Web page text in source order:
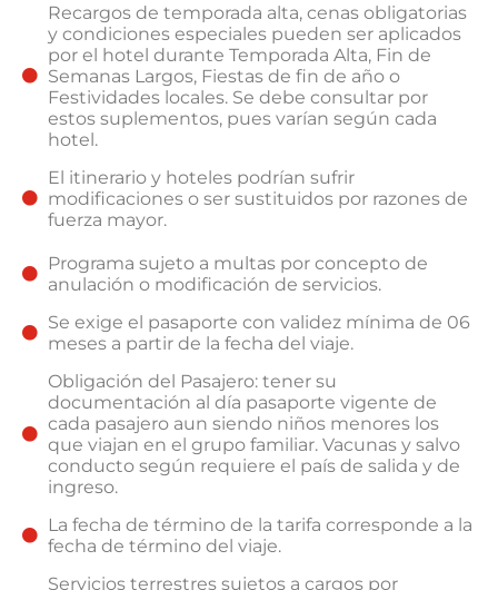
Recargos de temporada alta, cenas obligatorias
y condiciones especiales pueden ser aplicados
por el hotel durante Temporada Alta, Fin de
Semanas Largos, Fiestas de fin de año o
Festividades locales. Se debe consultar por
estos suplementos, pues varían según cada
hotel.
El itinerario y hoteles podrían sufrir
modificaciones o ser sustituidos por razones de
fuerza mayor.
Programa sujeto a multas por concepto de
anulación o modificación de servicios.
Se exige el pasaporte con validez mínima de 06
meses a partir de la fecha del viaje.
Obligación del Pasajero: tener su
documentación al día pasaporte vigente de
cada pasajero aun siendo niños menores los
que viajan en el grupo familiar. Vacunas y salvo
conducto según requiere el país de salida y de
ingreso.
La fecha de término de la tarifa corresponde a la
fecha de término del viaje.
Servicios terrestres sujetos a cargos por